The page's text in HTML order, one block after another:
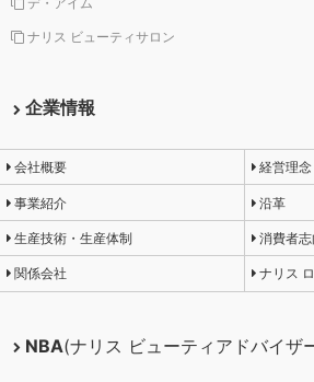
ナリス ビューティサロン
企業情報
会社概要 経営理念
事業紹介 沿革
生産技術・生産体制 消費者
関係会社 ナリス
NBA(ナリス ビューティアドバイザ